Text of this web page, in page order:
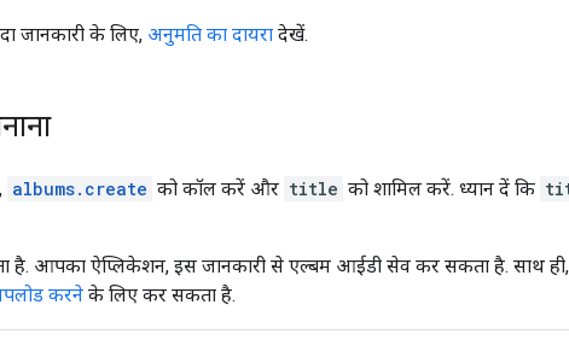
जानकारी के लिए, अनुमति का दायरा देखें.
albums.create को कॉल करें और title को शामिल करें. ध्यान दें कि
है. आपका ऐप्लिकेशन, इस जानकारी से एल्बम आईडी सेव कर सकता है. साथ
करने के लिए कर सकता है.